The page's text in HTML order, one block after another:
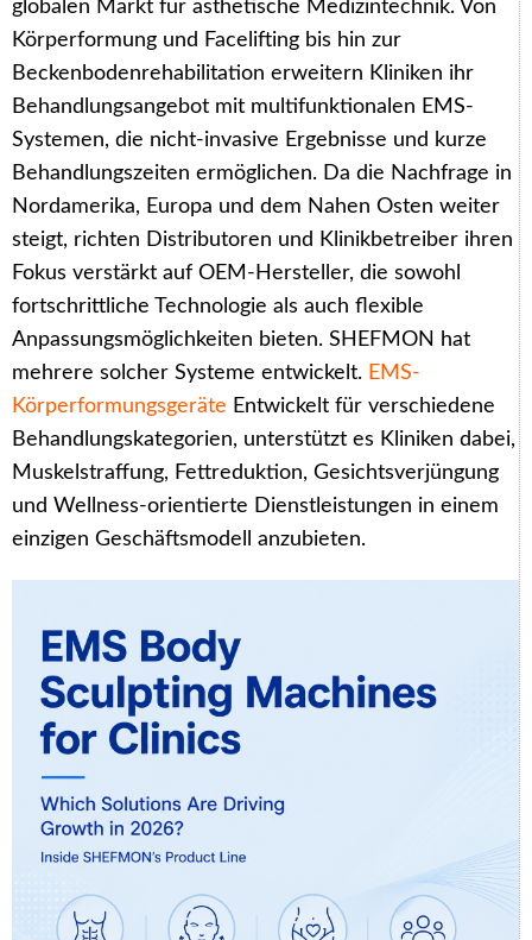
globalen Markt für ästhetische Medizintechnik. Von
Körperformung und Facelifting bis hin zur
Beckenbodenrehabilitation erweitern Kliniken ihr
Behandlungsangebot mit multifunktionalen EMS-
Systemen, die nicht-invasive Ergebnisse und kurze
Behandlungszeiten ermöglichen. Da die Nachfrage in
Nordamerika, Europa und dem Nahen Osten weiter
steigt, richten Distributoren und Klinikbetreiber ihren
Fokus verstärkt auf OEM-Hersteller, die sowohl
fortschrittliche Technologie als auch flexible
Anpassungsmöglichkeiten bieten. SHEFMON hat
mehrere solcher Systeme entwickelt. EMS-
Körperformungsgeräte Entwickelt für verschiedene
Behandlungskategorien, unterstützt es Kliniken dabei,
Muskelstraffung, Fettreduktion, Gesichtsverjüngung
und Wellness-orientierte Dienstleistungen in einem
einzigen Geschäftsmodell anzubieten.